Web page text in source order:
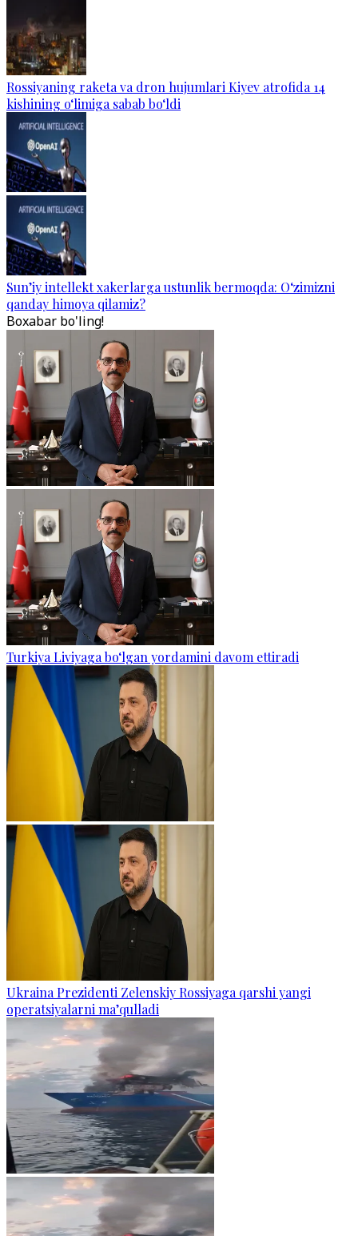
Rossiyaning raketa va dron hujumlari Kiyev atrofida 14
kishining o‘limiga sabab bo‘ldi
Sun’iy intellekt xakerlarga ustunlik bermoqda: O‘zimizni
qanday himoya qilamiz?
Boxabar bo'ling!
Turkiya Liviyaga bo‘lgan yordamini davom ettiradi
Ukraina Prezidenti Zelenskiy Rossiyaga qarshi yangi
operatsiyalarni ma’qulladi